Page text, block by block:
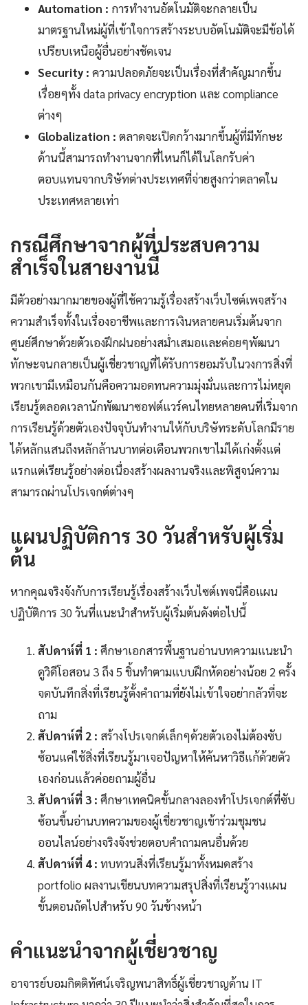
Automation : การทำงานอัตโนมัติจะกลายเป็น
มาตรฐานใหม่ผู้ที่เข้าใจการสร้างระบบอัตโนมัติจะมีข้อได้
เปรียบเหนือผู้อื่นอย่างชัดเจน
Security : ความปลอดภัยจะเป็นเรื่องที่สำคัญมากขึ้น
เรื่อยๆทั้ง data privacy encryption และ compliance
ต่างๆ
Globalization : ตลาดจะเปิดกว้างมากขึ้นผู้ที่มีทักษะ
ด้านนี้สามารถทำงานจากที่ไหนก็ได้ในโลกรับค่า
ตอบแทนจากบริษัทต่างประเทศที่จ่ายสูงกว่าตลาดใน
ประเทศหลายเท่า
กรณีศึกษาจากผู้ที่ประสบความ
สำเร็จในสายงานนี้
มีตัวอย่างมากมายของผู้ที่ใช้ความรู้เรื่องสร้างเว็บไซต์เพจสร้าง
ความสำเร็จทั้งในเรื่องอาชีพและการเงินหลายคนเริ่มต้นจาก
ศูนย์ศึกษาด้วยตัวเองฝึกฝนอย่างสม่ำเสมอและค่อยๆพัฒนา
ทักษะจนกลายเป็นผู้เชี่ยวชาญที่ได้รับการยอมรับในวงการสิ่งที่
พวกเขามีเหมือนกันคือความอดทนความมุ่งมั่นและการไม่หยุด
เรียนรู้ตลอดเวลานักพัฒนาซอฟต์แวร์คนไทยหลายคนที่เริ่มจาก
การเรียนรู้ด้วยตัวเองปัจจุบันทำงานให้กับบริษัทระดับโลกมีราย
ได้หลักแสนถึงหลักล้านบาทต่อเดือนพวกเขาไม่ได้เก่งตั้งแต่
แรกแต่เรียนรู้อย่างต่อเนื่องสร้างผลงานจริงและพิสูจน์ความ
สามารถผ่านโปรเจกต์ต่างๆ
แผนปฏิบัติการ 30 วันสำหรับผู้เริ่ม
ต้น
หากคุณจริงจังกับการเรียนรู้เรื่องสร้างเว็บไซต์เพจนี่คือแผน
ปฏิบัติการ 30 วันที่แนะนำสำหรับผู้เริ่มต้นดังต่อไปนี้
สัปดาห์ที่ 1 : ศึกษาเอกสารพื้นฐานอ่านบทความแนะนำ
ดูวิดีโอสอน 3 ถึง 5 ชิ้นทำตามแบบฝึกหัดอย่างน้อย 2 ครั้ง
จดบันทึกสิ่งที่เรียนรู้ตั้งคำถามที่ยังไม่เข้าใจอย่ากลัวที่จะ
ถาม
สัปดาห์ที่ 2 : สร้างโปรเจกต์เล็กๆด้วยตัวเองไม่ต้องซับ
ซ้อนแค่ใช้สิ่งที่เรียนรู้มาเจอปัญหาให้ค้นหาวิธีแก้ด้วยตัว
เองก่อนแล้วค่อยถามผู้อื่น
สัปดาห์ที่ 3 : ศึกษาเทคนิคขั้นกลางลองทำโปรเจกต์ที่ซับ
ซ้อนขึ้นอ่านบทความของผู้เชี่ยวชาญเข้าร่วมชุมชน
ออนไลน์อย่างจริงจังช่วยตอบคำถามคนอื่นด้วย
สัปดาห์ที่ 4 : ทบทวนสิ่งที่เรียนรู้มาทั้งหมดสร้าง
portfolio ผลงานเขียนบทความสรุปสิ่งที่เรียนรู้วางแผน
ขั้นตอนถัดไปสำหรับ 90 วันข้างหน้า
คำแนะนำจากผู้เชี่ยวชาญ
อาจารย์บอมกิตติทัศน์เจริญพนาสิทธิ์ผู้เชี่ยวชาญด้าน IT